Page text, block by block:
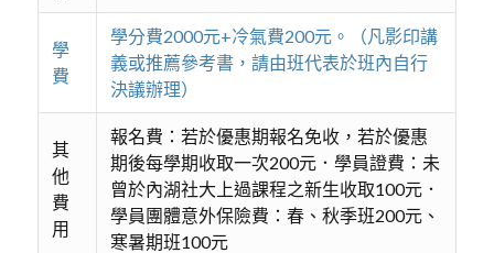
學
費
學分費2000元+冷氣費200元。（凡影印講
義或推薦參考書，請由班代表於班內自行
決議辦理）
其
他
費
用
報名費：若於優惠期報名免收，若於優惠
期後每學期收取一次200元．學員證費：未
曾於內湖社大上過課程之新生收取100元．
學員團體意外保險費：春、秋季班200元、
寒暑期班100元